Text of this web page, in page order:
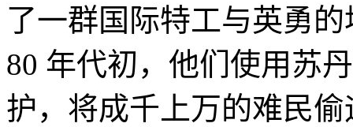
了一群国际特工与英勇
80 年代初，他们使用苏
护，将成千上万的难民